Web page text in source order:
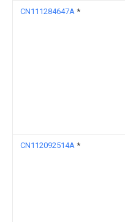
CN111284647A *
CN112092514A *